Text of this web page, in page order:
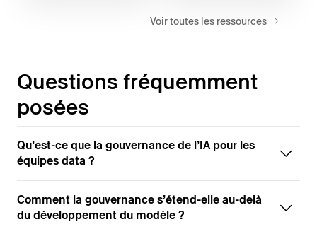
Voir toutes les ressources
Questions fréquemment
posées
Qu’est-ce que la gouvernance de l’IA pour les
équipes data ?
Comment la gouvernance s’étend-elle au-delà
du développement du modèle ?